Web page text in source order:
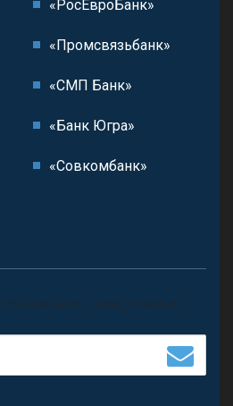
«РосЕвроБанк»
«Промсвязьбанк»
«СМП Банк»
«Банк Югра»
«Совкомбанк»
обновления и предложения.